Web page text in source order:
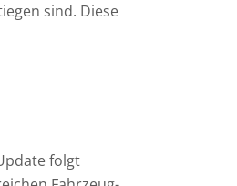
sind. Diese
folgt